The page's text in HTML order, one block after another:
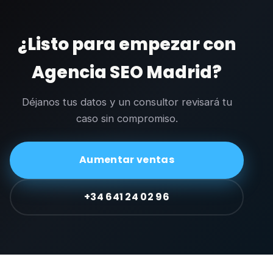
¿Listo para empezar con
Agencia SEO Madrid?
Déjanos tus datos y un consultor revisará tu
caso sin compromiso.
Aumentar ventas
+34 641 24 02 96